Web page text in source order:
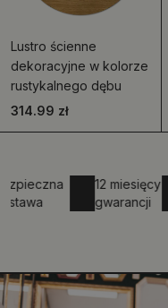
Lustro ścienne
dekoracyjne w kolorze
rustykalnego dębu
314.99 zł
12 miesięcy
gwarancji